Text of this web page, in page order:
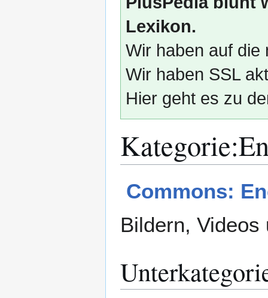
Lexikon.
Wir haben auf die
Wir haben SSL
Hier geht es zu
Kategorie:
Navigation
Suche
Commons:
Bildern, Videos